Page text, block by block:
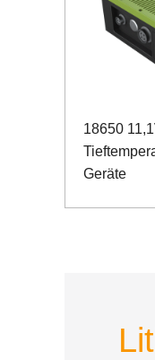
18650
Geräte